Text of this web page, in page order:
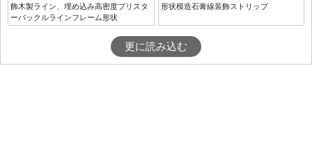
飾木製ライン、埋め込み高密度ブリスタ
ーバックルラインフレーム形状
形状模造石膏線装飾ストリップ
更に読み込む